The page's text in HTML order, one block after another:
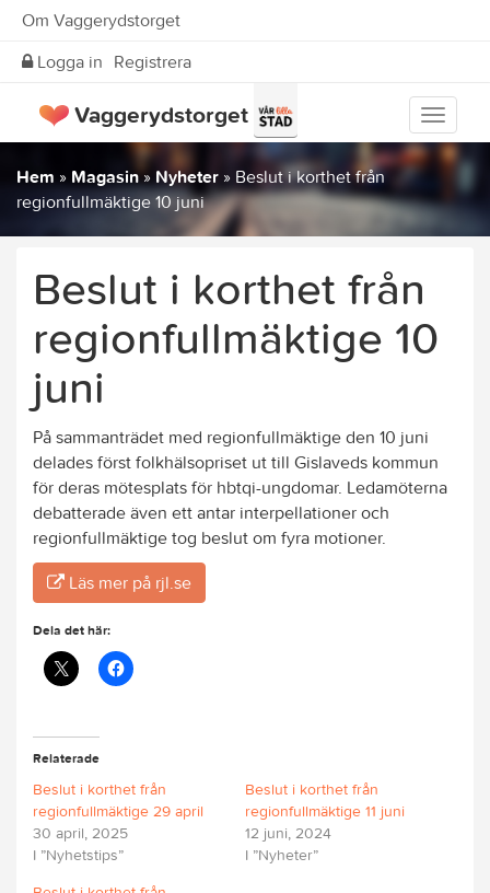
Om Vaggerydstorget
Logga in Registrera
Visa
meny
Vaggerydstorget
Hem » Magasin» Nyheter » Beslut i korthet från
regionfullmäktige 10 juni
Beslut i korthet från
regionfullmäktige 10
juni
På sammanträdet med regionfullmäktige den 10 juni
delades först folkhälsopriset ut till Gislaveds kommun
för deras mötesplats för hbtqi-ungdomar. Ledamöterna
debatterade även ett antar interpellationer och
regionfullmäktige tog beslut om fyra motioner.
Läs mer på rjl.se
Dela det här:
Relaterade
Beslut i korthet från
regionfullmäktige 29 april
30 april, 2025
I ”Nyhetstips”
Beslut i korthet från
regionfullmäktige 11 juni
12 juni, 2024
I ”Nyheter”